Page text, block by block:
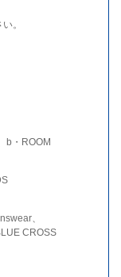
。
b・ROOM
、
CROSS